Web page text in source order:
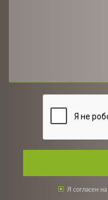
Я согласен на